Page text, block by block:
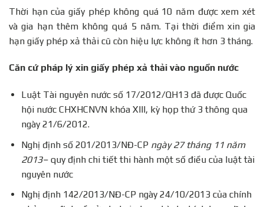
Thời hạn của giấy phép không quá 10 năm được xem xét
và gia hạn thêm không quá 5 năm. Tại thời điểm xin gia
hạn giấy phép xả thải cũ còn hiệu lực không ít hơn 3 tháng.
Căn cứ pháp lý xin giấy phép xả thải vào nguồn nước
Luật Tài nguyên nước số 17/2012/QH13 đã được Quốc
hội nước CHXHCNVN khóa XIII, kỳ họp thứ 3 thông qua
ngày 21/6/2012.
Nghị định số 201/2013/NĐ-CP ngày 27 tháng 11 năm
2013– quy định chi tiết thi hành một số điều của luật tài
nguyên nước
Nghị định 142/2013/NĐ-CP ngày 24/10/2013 của chính